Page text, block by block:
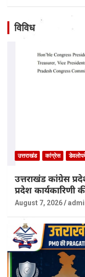
विविध
उत्तराखंड कांग्रेस
उत्तराखंड कांग्रेस
प्रदेश कार्यकारिणी
August 7, 2026